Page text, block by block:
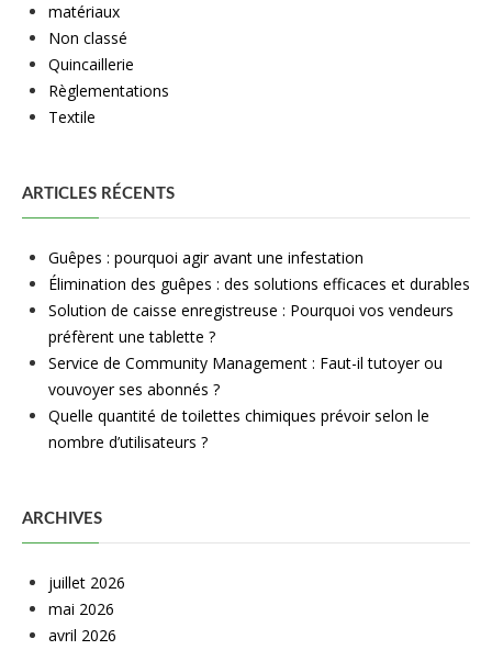
matériaux
Non classé
Quincaillerie
Règlementations
Textile
ARTICLES RÉCENTS
Guêpes : pourquoi agir avant une infestation
Élimination des guêpes : des solutions efficaces et durables
Solution de caisse enregistreuse : Pourquoi vos vendeurs
préfèrent une tablette ?
Service de Community Management : Faut-il tutoyer ou
vouvoyer ses abonnés ?
Quelle quantité de toilettes chimiques prévoir selon le
nombre d’utilisateurs ?
ARCHIVES
juillet 2026
mai 2026
avril 2026